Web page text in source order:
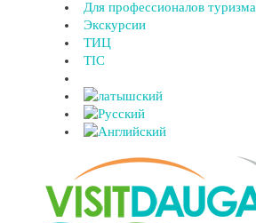
Для профессионалов туризма
Экскурсии
ТИЦ
TIC